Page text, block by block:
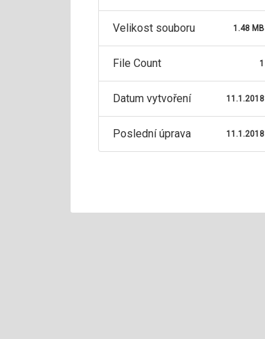
Velikost souboru 1.48 MB
File Count 1
Datum vytvoření 11.1.2018
Poslední úprava 11.1.2018